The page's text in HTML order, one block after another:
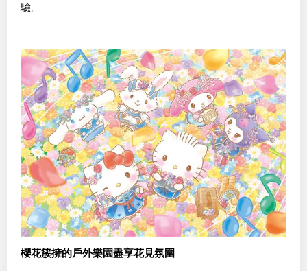
驗。
櫻花簇擁的戶外樂園盡享花見氛圍